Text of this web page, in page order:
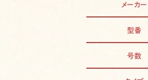
メーカー
型番
号数